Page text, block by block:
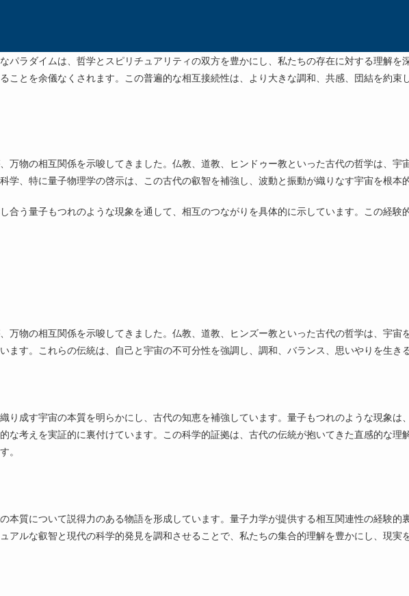
パラダイムは、哲学とスピリチュアリティの双方を豊かにし、私たちの存在に対する理解
ことを余儀なくされます。この普遍的な相互接続性は、より大きな調和、共感、団結を約
万物の相互関係を示唆してきました。仏教、道教、ヒンドゥー教といった古代の哲学は、
、特に量子物理学の啓示は、この古代の叡智を補強し、波動と振動が織りなす宇宙を根本
合う量子もつれのような現象を通して、相互のつながりを具体的に示しています。この経
万物の相互関係を示唆してきました。仏教、道教、ヒンズー教といった古代の哲学は、宇
す。これらの伝統は、自己と宇宙の不可分性を強調し、調和、バランス、思いやりを生き
り成す宇宙の本質を明らかにし、古代の知恵を補強しています。量子もつれのような現象
考えを実証的に裏付けています。この科学的証拠は、古代の伝統が抱いてきた直感的な理
。
本質について説得力のある物語を形成しています。量子力学が提供する相互関連性の経験
アルな叡智と現代の科学的発見を調和させることで、私たちの集合的理解を豊かにし、現実